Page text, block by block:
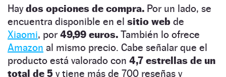
Haydos opciones de compra. Por un lado, se
encuentra disponible en el sitio web de
Xiaomi, por 49,99 euros. También lo ofrece
Amazon al mismo precio. Cabe señalar que el
producto está valorado con 4,7 estrellas de un
total de 5 y tiene más de 700 reseñas y